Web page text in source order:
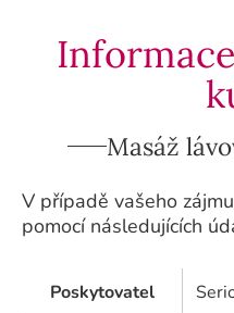
Masáž
V případě vašeho
pomocí následujících
Poskytovatel